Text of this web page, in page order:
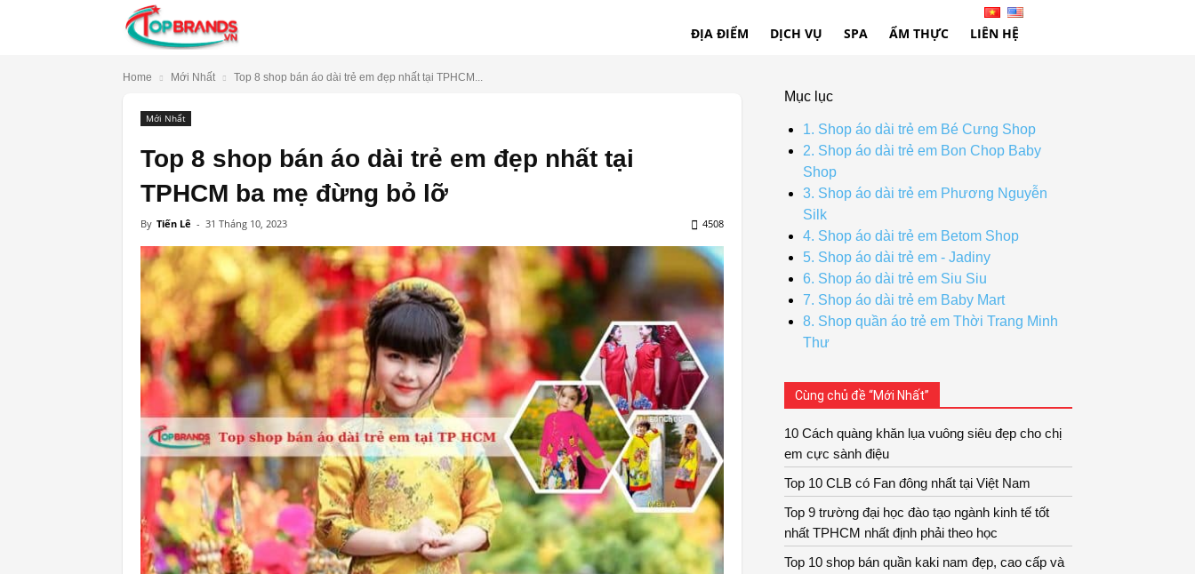
ĐỊA ĐIỂM DỊCH VỤ SPA ẨM THỰC LIÊN HỆ
Home Mới Nhất Top 8 shop bán áo dài trẻ em đẹp nhất tại TPHCM...
Mới Nhất
Top 8 shop bán áo dài trẻ em đẹp nhất tại
TPHCM ba mẹ đừng bỏ lỡ
By Tiến Lê - 31 Tháng 10, 2023 4508
Mục lục
1. Shop áo dài trẻ em Bé Cưng Shop
2. Shop áo dài trẻ em Bon Chop Baby
Shop
3. Shop áo dài trẻ em Phương Nguyễn
Silk
4. Shop áo dài trẻ em Betom Shop
5. Shop áo dài trẻ em - Jadiny
6. Shop áo dài trẻ em Siu Siu
7. Shop áo dài trẻ em Baby Mart
8. Shop quần áo trẻ em Thời Trang Minh
Thư
Cùng chủ đề “Mới Nhất”
10 Cách quàng khăn lụa vuông siêu đẹp cho chị
em cực sành điệu
Top 10 CLB có Fan đông nhất tại Việt Nam
Top 9 trường đại học đào tạo ngành kinh tế tốt
nhất TPHCM nhất định phải theo học
Top 10 shop bán quần kaki nam đẹp, cao cấp và